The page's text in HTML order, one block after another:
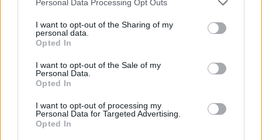
Personal Data Processing Opt Outs
I want to opt-out of the Sharing of my
personal data.
Opted In
I want to opt-out of the Sale of my
Personal Data.
Opted In
I want to opt-out of processing my
Personal Data for Targeted Advertising.
Opted In